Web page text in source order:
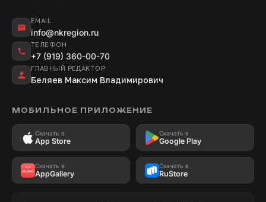
EMAIL
info@nkregion.ru
ТЕЛЕФОН
+7 (919) 360-00-70
ГЛАВНЫЙ РЕДАКТОР
Беляев Максим Владимирович
МОБИЛЬНОЕ ПРИЛОЖЕНИЕ
Скачать в
App Store
Скачать в
Google Play
Скачать в
AppGallery
Скачать в
RuStore